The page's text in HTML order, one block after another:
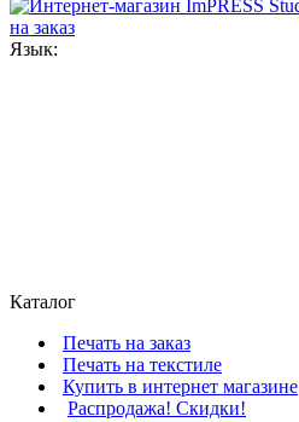
Язык:
Каталог
Печать на заказ
Печать на текстиле
Купить в интернет магазине
Распродажа! Скидки!